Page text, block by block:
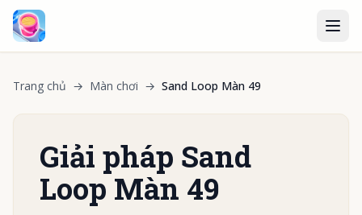
Trang chủ → Màn chơi → Sand Loop Màn 49
Giải pháp Sand
Loop Màn 49